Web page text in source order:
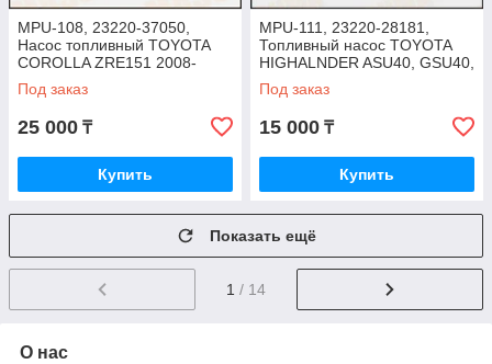
MPU-108, 23220-37050,
Насос топливный TOYOTA
COROLLA ZRE151 2008-
2013, MASUMA
Под заказ
25 000 ₸
Купить
MPU-111, 23220-28181,
Топливный насос TOYOTA
HIGHALNDER ASU40, GSU40,
HILUX TGN126 2015-20,
MASUMA
Под заказ
15 000 ₸
Купить
Показать ещё
1 / 14
О нас